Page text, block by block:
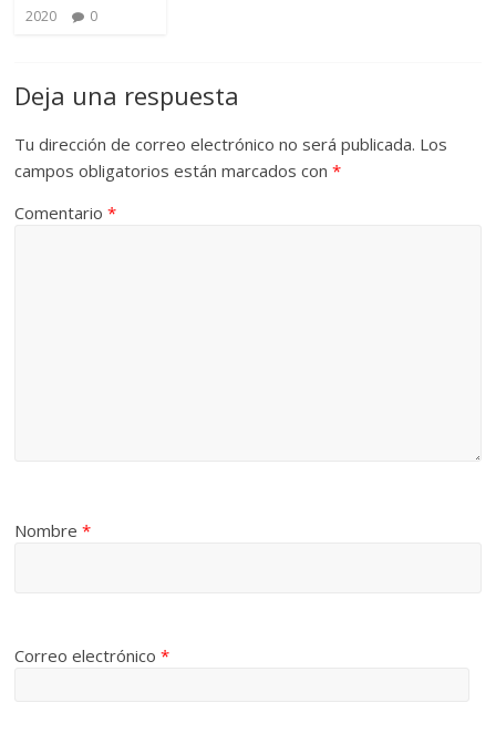
2020
0
Deja una respuesta
Tu dirección de correo electrónico no será publicada. Los
campos obligatorios están marcados con*
Comentario*
Nombre*
Correo electrónico*